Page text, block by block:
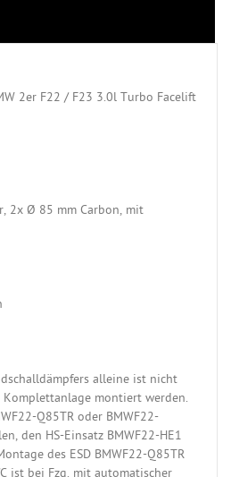
2er F22 / F23 3.0l Turbo Facelift
2x Ø 85 mm Carbon, mit
alleine ist nicht
montiert werden.
Q85TR oder BMWF22-
den HS-Einsatz BMWF22-HE1
des ESD BMWF22-Q85TR